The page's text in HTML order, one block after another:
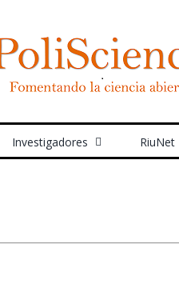
Investigadores RiuNet